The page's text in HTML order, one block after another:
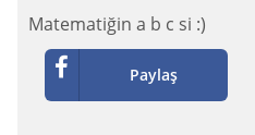
Matematiğin a b c si :)
Paylaş